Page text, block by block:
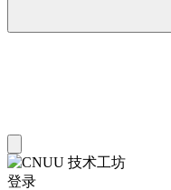
登录